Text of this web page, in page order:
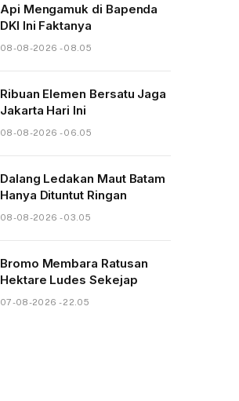
Api Mengamuk di Bapenda
DKI Ini Faktanya
08-08-2026 - 08.05
Ribuan Elemen Bersatu Jaga
Jakarta Hari Ini
08-08-2026 - 06.05
Dalang Ledakan Maut Batam
Hanya Dituntut Ringan
08-08-2026 - 03.05
Bromo Membara Ratusan
Hektare Ludes Sekejap
07-08-2026 - 22.05